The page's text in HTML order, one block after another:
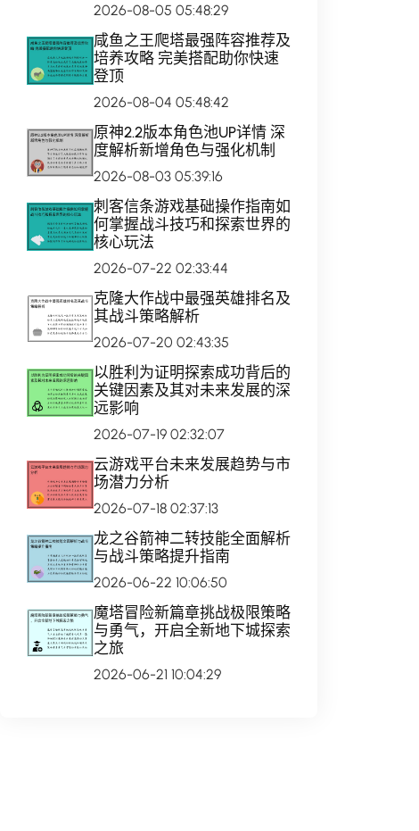
2026-08-05 05:48:29
咸鱼之王爬塔最强阵容推荐及
培养攻略 完美搭配助你快速
登顶
2026-08-04 05:48:42
原神2.2版本角色池UP详情 深
度解析新增角色与强化机制
2026-08-03 05:39:16
刺客信条游戏基础操作指南如
何掌握战斗技巧和探索世界的
核心玩法
2026-07-22 02:33:44
克隆大作战中最强英雄排名及
其战斗策略解析
2026-07-20 02:43:35
以胜利为证明探索成功背后的
关键因素及其对未来发展的深
远影响
2026-07-19 02:32:07
云游戏平台未来发展趋势与市
场潜力分析
2026-07-18 02:37:13
龙之谷箭神二转技能全面解析
与战斗策略提升指南
2026-06-22 10:06:50
魔塔冒险新篇章挑战极限策略
与勇气，开启全新地下城探索
之旅
2026-06-21 10:04:29